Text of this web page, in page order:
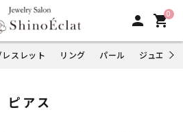
person 0
shopping_cart
レスレット リング パール ジュエリ
ピアス